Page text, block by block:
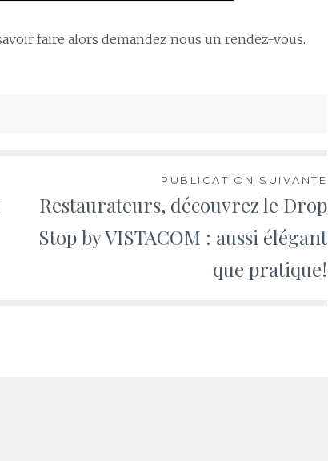
faire alors demandez nous un rendez-vous.
PUBLICATION SUIVANTE
Restaurateurs, découvrez le Drop
Stop by VISTACOM : aussi élégant
que pratique!